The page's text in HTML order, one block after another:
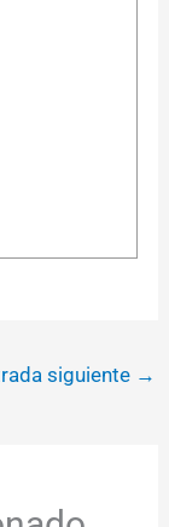
siguiente →